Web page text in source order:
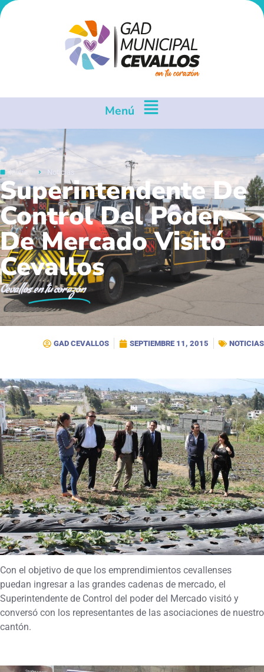
Menú
Inicio Noticias
Superintendente De
Control Del Poder
De Mercado Visitó
Cevallos
Cevallosen tu corazón
GAD CEVALLOS SEPTIEMBRE 11, 2015 NOTICIAS
Con el objetivo de que los emprendimientos cevallenses
puedan ingresar a las grandes cadenas de mercado, el
Superintendente de Control del poder del Mercado visitó y
conversó con los representantes de las asociaciones de nuestro
cantón.